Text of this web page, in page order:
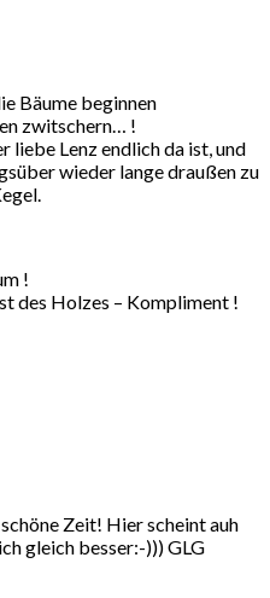
Bäume beginnen
zwitschern… !
liebe Lenz endlich da ist, und
wieder lange draußen zu
!
des Holzes – Kompliment !
Zeit! Hier scheint auh
gleich besser:-))) GLG